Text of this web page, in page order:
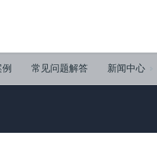
常见问题解答 新闻中心